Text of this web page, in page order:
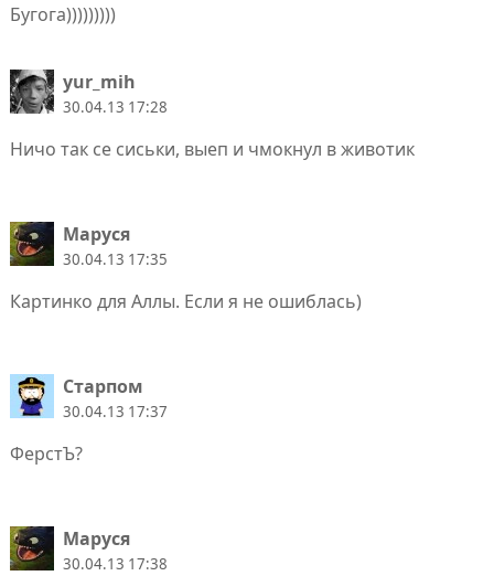
Бугога)))))))))
yur_mih
30.04.13 17:28
Ничо так се сиськи, выеп и чмокнул в животик
Маруся
30.04.13 17:35
Картинко для Аллы. Если я не ошиблась)
Старпом
30.04.13 17:37
ФерстЪ?
Маруся
30.04.13 17:38